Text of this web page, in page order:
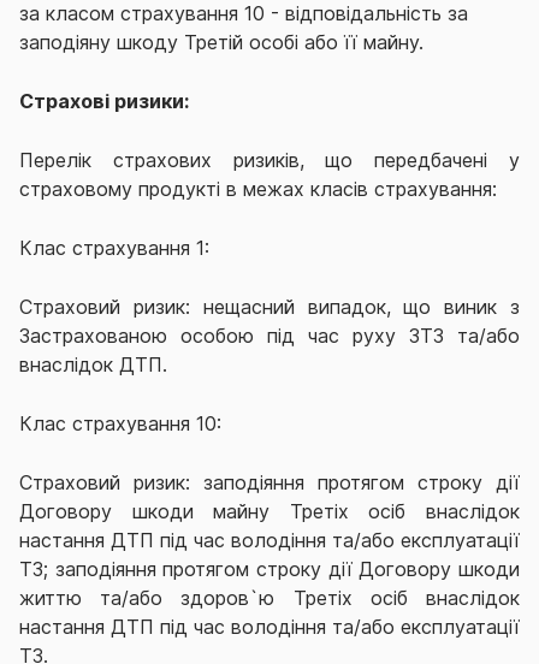
за класом страхування 10 - відповідальність за
заподіяну шкоду Третій особі або її майну.
Страхові ризики:
Перелік страхових ризиків, що передбачені у
страховому продукті в межах класів страхування:
Клас страхування 1:
Страховий ризик: нещасний випадок, що виник з
Застрахованою особою під час руху ЗТЗ та/або
внаслідок ДТП.
Клас страхування 10:
Страховий ризик: заподіяння протягом строку дії
Договору шкоди майну Третіх осіб внаслідок
настання ДТП під час володіння та/або експлуатації
ТЗ; заподіяння протягом строку дії Договору шкоди
життю та/або здоров`ю Третіх осіб внаслідок
настання ДТП під час володіння та/або експлуатації
ТЗ.